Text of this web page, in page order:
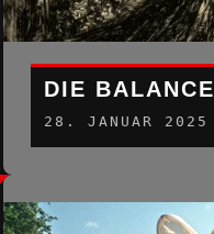
DIE BALANCE
28. JANUAR 2025